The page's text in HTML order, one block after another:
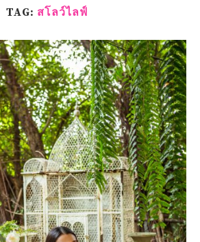
TAG: สโลว์ไลฟ์